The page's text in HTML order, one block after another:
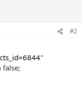
#2
"